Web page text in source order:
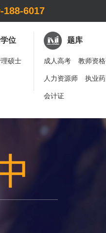
188-6017
位
硕士
题库
成人高考 教师资
人力资源师 执业
会计证